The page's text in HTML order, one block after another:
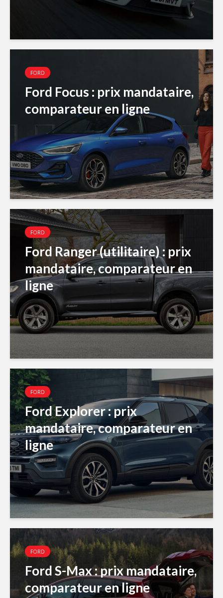
FORD
Ford Focus : prix mandataire,
comparateur en ligne
FORD
Ford Ranger (utilitaire) : prix
mandataire, comparateur en
ligne
FORD
Ford Explorer : prix
mandataire, comparateur en
ligne
FORD
Ford S-Max : prix mandataire,
comparateur en ligne